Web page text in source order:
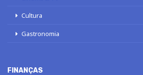
Cultura
Gastronomia
FINANÇAS